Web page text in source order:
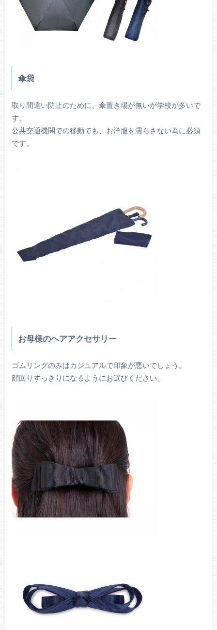
傘袋
取り間違い防止のために、傘置き場が無いが学校が多いで
す。
公共交通機関での移動でも、お洋服を濡らさない為に必須
です。
お母様のヘアアクセサリー
ゴムリングのみはカジュアルで印象が悪いでしょう。
顔回りすっきりになるようにお選びください。